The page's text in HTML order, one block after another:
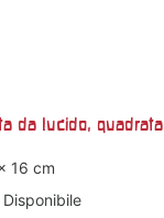
da lucido, quadrata
16 cm
Disponibile